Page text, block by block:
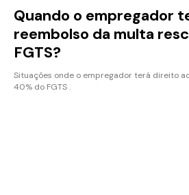
Quando o empregador
reembolso da multa
FGTS?
Situações onde o empregador terá direito
40% do FGTS .